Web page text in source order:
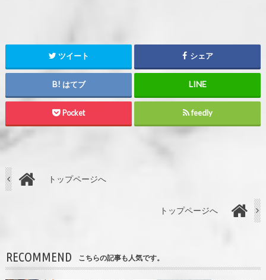
ツイート シェア
はてブ
Pocket feedly
トップページへ
トップページへ
RECOMMEND こちらの記事も人気です。